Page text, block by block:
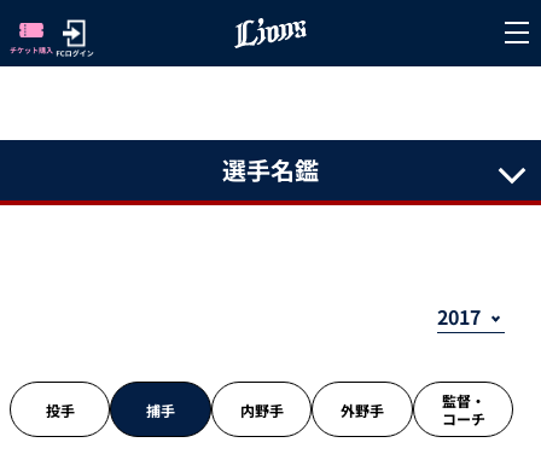
選手名鑑
投手 捕手 内野手 外野手
監督・
コーチ